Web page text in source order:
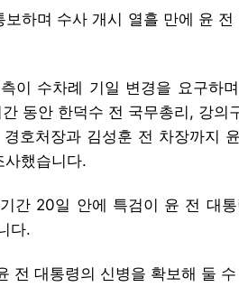
하며 수사 개시 열흘 만에 윤
이 수차례 기일 변경을 요구하
동안 한덕수 전 국무총리, 강의
호처장과 김성훈 전 차장까지
사했습니다.
간 20일 안에 특검이 윤 전 대
다.
전 대통령의 신병을 확보해 둘